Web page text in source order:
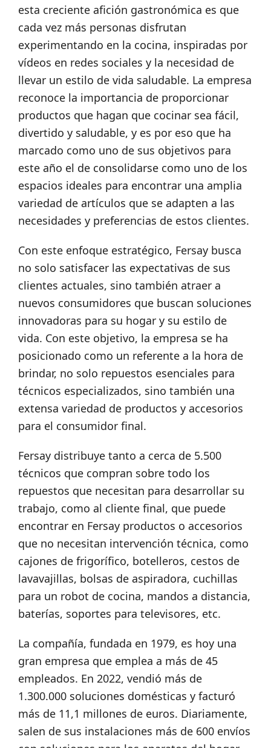
esta creciente afición gastronómica es que
cada vez más personas disfrutan
experimentando en la cocina, inspiradas por
vídeos en redes sociales y la necesidad de
llevar un estilo de vida saludable. La empresa
reconoce la importancia de proporcionar
productos que hagan que cocinar sea fácil,
divertido y saludable, y es por eso que ha
marcado como uno de sus objetivos para
este año el de consolidarse como uno de los
espacios ideales para encontrar una amplia
variedad de artículos que se adapten a las
necesidades y preferencias de estos clientes.
Con este enfoque estratégico, Fersay busca
no solo satisfacer las expectativas de sus
clientes actuales, sino también atraer a
nuevos consumidores que buscan soluciones
innovadoras para su hogar y su estilo de
vida. Con este objetivo, la empresa se ha
posicionado como un referente a la hora de
brindar, no solo repuestos esenciales para
técnicos especializados, sino también una
extensa variedad de productos y accesorios
para el consumidor final.
Fersay distribuye tanto a cerca de 5.500
técnicos que compran sobre todo los
repuestos que necesitan para desarrollar su
trabajo, como al cliente final, que puede
encontrar en Fersay productos o accesorios
que no necesitan intervención técnica, como
cajones de frigorífico, botelleros, cestos de
lavavajillas, bolsas de aspiradora, cuchillas
para un robot de cocina, mandos a distancia,
baterías, soportes para televisores, etc.
La compañía, fundada en 1979, es hoy una
gran empresa que emplea a más de 45
empleados. En 2022, vendió más de
1.300.000 soluciones domésticas y facturó
más de 11,1 millones de euros. Diariamente,
salen de sus instalaciones más de 600 envíos